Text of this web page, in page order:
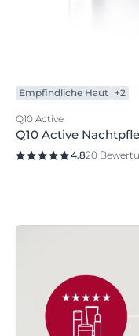
Empfindliche Haut +2
Q10 Active
Q10 Active
4.820